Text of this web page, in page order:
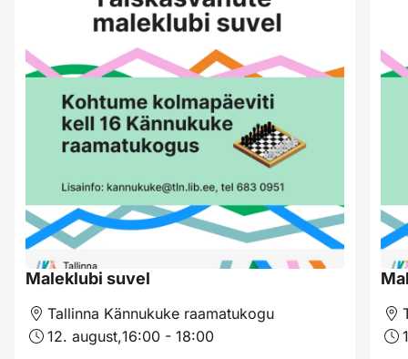
Maleklubi suvel
Tallinna Kännukuke raamatukogu
12. august,16:00 - 18:00